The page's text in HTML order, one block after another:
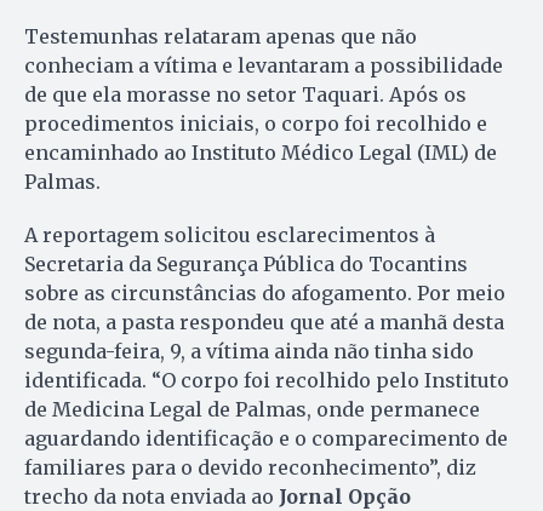
Testemunhas relataram apenas que não
conheciam a vítima e levantaram a possibilidade
de que ela morasse no setor Taquari. Após os
procedimentos iniciais, o corpo foi recolhido e
encaminhado ao Instituto Médico Legal (IML) de
Palmas.
A reportagem solicitou esclarecimentos à
Secretaria da Segurança Pública do Tocantins
sobre as circunstâncias do afogamento. Por meio
de nota, a pasta respondeu que até a manhã desta
segunda-feira, 9, a vítima ainda não tinha sido
identificada. “O corpo foi recolhido pelo Instituto
de Medicina Legal de Palmas, onde permanece
aguardando identificação e o comparecimento de
familiares para o devido reconhecimento”, diz
trecho da nota enviada ao Jornal Opção